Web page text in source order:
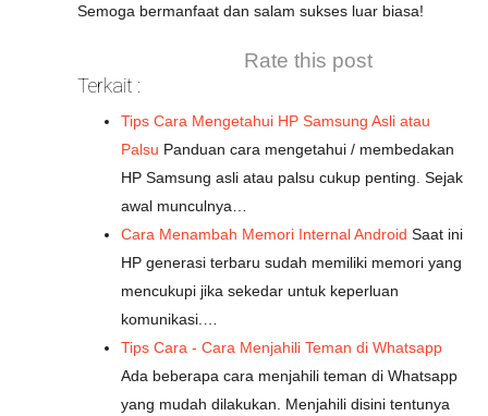
Semoga bermanfaat dan salam sukses luar biasa!
Rate this post
Terkait :
Tips Cara Mengetahui HP Samsung Asli atau
Palsu Panduan cara mengetahui / membedakan
HP Samsung asli atau palsu cukup penting. Sejak
awal munculnya…
Cara Menambah Memori Internal Android Saat ini
HP generasi terbaru sudah memiliki memori yang
mencukupi jika sekedar untuk keperluan
komunikasi.…
Tips Cara - Cara Menjahili Teman di Whatsapp
Ada beberapa cara menjahili teman di Whatsapp
yang mudah dilakukan. Menjahili disini tentunya